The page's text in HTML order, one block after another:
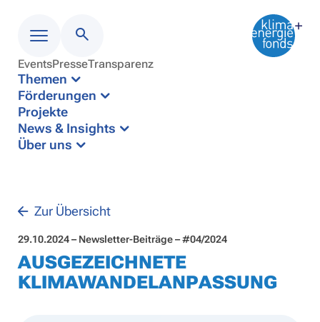
Menü
EventsPresseTransparenz
Themen
Förderungen
Projekte
News & Insights
Über uns
Zur Übersicht
29.10.2024 – Newsletter-Beiträge – #04/2024
AUSGEZEICHNETE
KLIMAWANDELANPASSUNG